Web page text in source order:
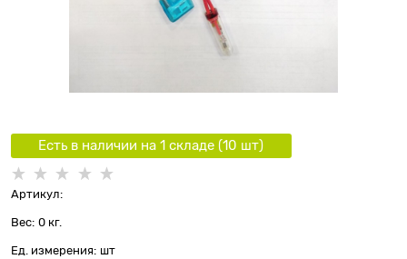
Есть в наличии на 1 складe (10 шт)
Артикул:
Вес: 0 кг.
Ед. измерения: шт